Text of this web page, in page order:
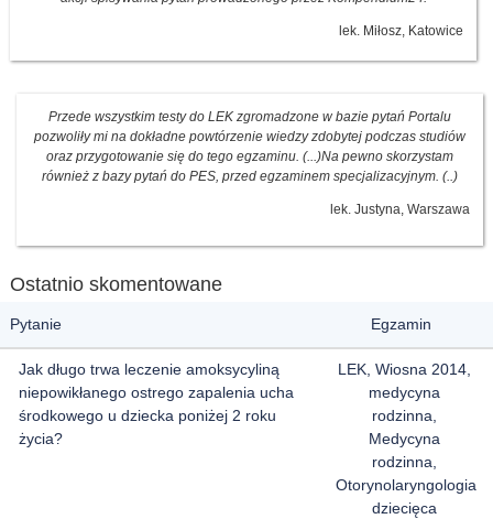
lek. Miłosz, Katowice
Przede wszystkim testy do LEK zgromadzone w bazie pytań Portalu
pozwoliły mi na dokładne powtórzenie wiedzy zdobytej podczas studiów
oraz przygotowanie się do tego egzaminu. (...)Na pewno skorzystam
również z bazy pytań do PES, przed egzaminem specjalizacyjnym. (..)
lek. Justyna, Warszawa
Ostatnio skomentowane
Pytanie Egzamin
Jak długo trwa leczenie amoksycyliną
niepowikłanego ostrego zapalenia ucha
środkowego u dziecka poniżej 2 roku
życia?
LEK, Wiosna 2014,
medycyna
rodzinna,
Medycyna
rodzinna,
Otorynolaryngologia
dziecięca